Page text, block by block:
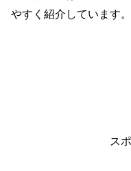
やすく紹介しています。
ス